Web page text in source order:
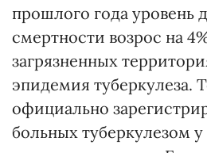
прошлого года уровень
смертности возрос на
загрязненных
эпидемия туберкулеза.
официально
больных туберкулезом у